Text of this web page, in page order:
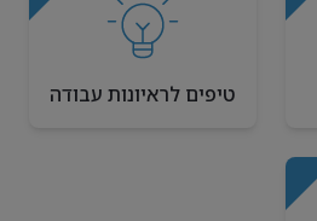
טיפים לראיונות עבודה